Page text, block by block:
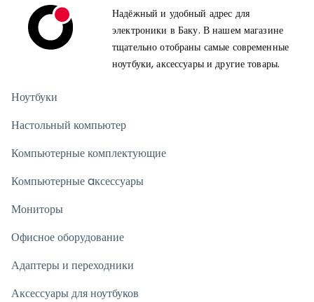
Надёжный и удобный адрес для
электроники в Баку. В нашем магазине
тщательно отобраны самые современные
ноутбуки, аксессуары и другие товары.
Ноутбуки
Настольный компьютер
Компьютерные комплектующие
Компьютерные aксессуары
Мониторы
Офисное оборудование
Адаптеры и переходники
Аксессуары для ноутбуков